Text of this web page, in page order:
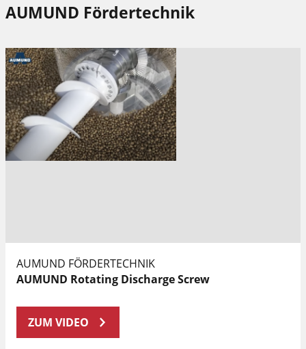
AUMUND Fördertechnik
AUMUND FÖRDERTECHNIK
AUMUND Rotating Discharge Screw
ZUM VIDEO